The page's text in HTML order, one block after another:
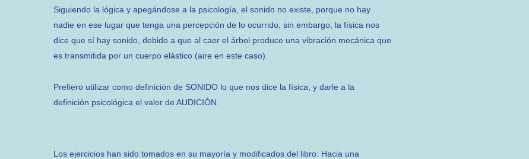
Siguiendo la lógica y apegándose a la psicología, el sonido no existe, porque no hay
nadie en ese lugar que tenga una percepción de lo ocurrido, sin embargo, la física nos
dice que sí hay sonido, debido a que al caer el árbol produce una vibración mecánica que
es transmitida por un cuerpo elástico (aire en este caso).
Prefiero utilizar como definición de SONIDO lo que nos dice la física, y darle a la
definición psicológica el valor de AUDICIÓN.
Los ejercicios han sido tomados en su mayoría y modificados del libro: Hacia una